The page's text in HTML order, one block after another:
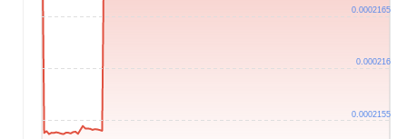
0.0002155
0.000216
0.0002165